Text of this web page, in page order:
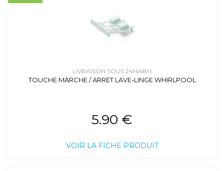
LIVRAISON SOUS 24H/48H
TOUCHE MARCHE / ARRET LAVE-LINGE WHIRLPOOL
5.90 €
VOIR LA FICHE PRODUIT